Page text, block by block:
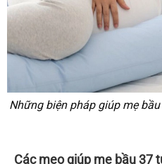
Những biện pháp giúp mẹ
Các mẹo giúp mẹ bầu 37